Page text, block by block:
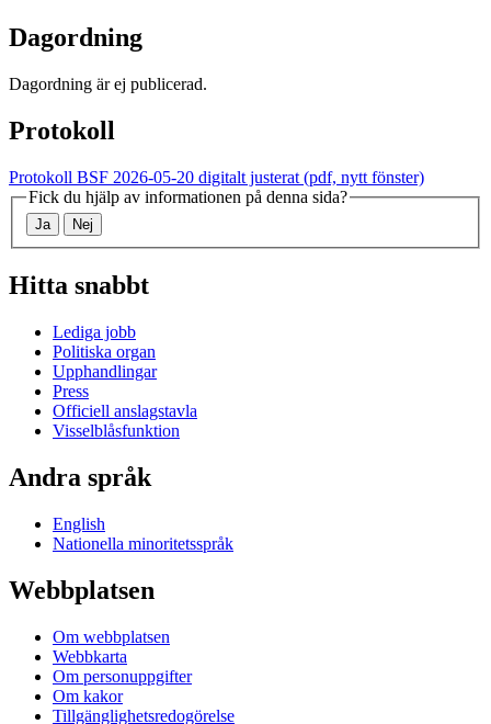
Dagordning
Dagordning är ej publicerad.
Protokoll
Protokoll BSF 2026-05-20 digitalt justerat (pdf, nytt fönster)
Fick du hjälp av informationen på denna sida?
Ja Nej
Hitta snabbt
Lediga jobb
Politiska organ
Upphandlingar
Press
Officiell anslagstavla
Visselblåsfunktion
Andra språk
English
Nationella minoritetsspråk
Webbplatsen
Om webbplatsen
Webbkarta
Om personuppgifter
Om kakor
Tillgänglighetsredogörelse